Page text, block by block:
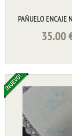
PAÑUELO ENCAJE
35.00